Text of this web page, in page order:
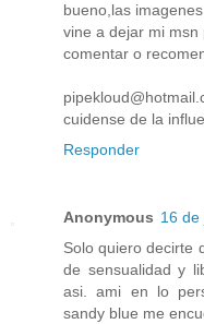
bueno,las
vine a dejar mi
comentar o
cuidense de la
Responder
Anonymous 16 de
Solo quiero decirte
de sensualidad y
asi. ami en lo
sandy blue me